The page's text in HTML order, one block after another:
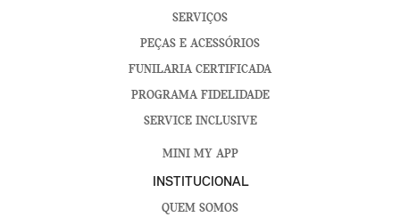
SERVIÇOS
PEÇAS E ACESSÓRIOS
FUNILARIA CERTIFICADA
PROGRAMA FIDELIDADE
SERVICE INCLUSIVE
MINI MY APP
INSTITUCIONAL
QUEM SOMOS